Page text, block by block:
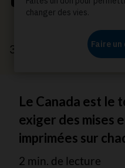
3 juillet 2024
Le Canada est le
exiger des mises
imprimées sur
2 min. de lecture